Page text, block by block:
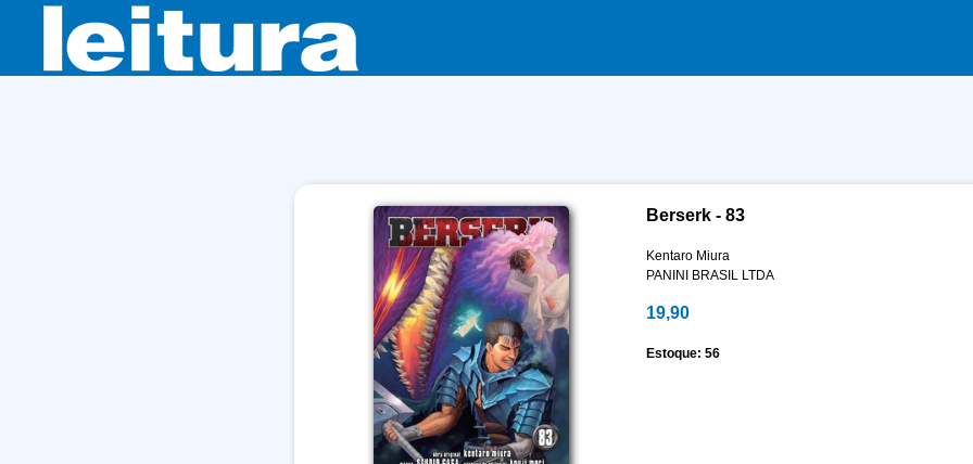
Berserk - 83
Kentaro Miura
PANINI BRASIL LTDA
19,90
Estoque: 56